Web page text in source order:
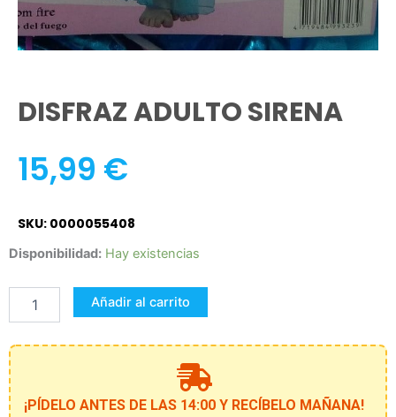
DISFRAZ ADULTO SIRENA
15,99 €
SKU: 0000055408
Disponibilidad: Hay existencias
DISFRAZ
SIRENA
cantidad
Añadir al carrito
¡PÍDELO ANTES DE LAS 14:00 Y RECÍBELO MAÑANA!